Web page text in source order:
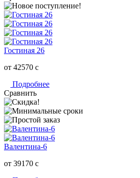
Гостиная 26
от 42570 c
Подробнее
Сравнить
Валентина-6
от 39170 c